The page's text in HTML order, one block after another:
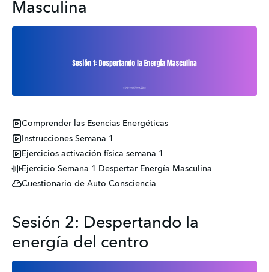
Masculina
Comprender las Esencias Energéticas
Instrucciones Semana 1
Ejercicios activación física semana 1
Ejercicio Semana 1 Despertar Energía Masculina
Cuestionario de Auto Consciencia
Sesión 2: Despertando la
energía del centro